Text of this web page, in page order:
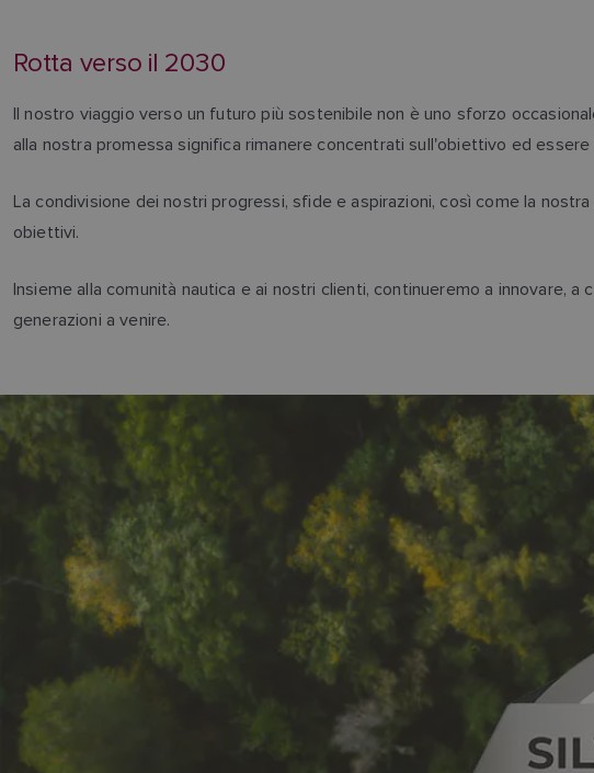
Rotta verso il 2030
Il nostro viaggio verso un futuro più sostenibile non è uno sforzo
alla nostra promessa significa rimanere concentrati sull'obiettivo ed essere
La condivisione dei nostri progressi, sfide e aspirazioni, così come la
obiettivi.
Insieme alla comunità nautica e ai nostri clienti, continueremo a innovare,
generazioni a venire.